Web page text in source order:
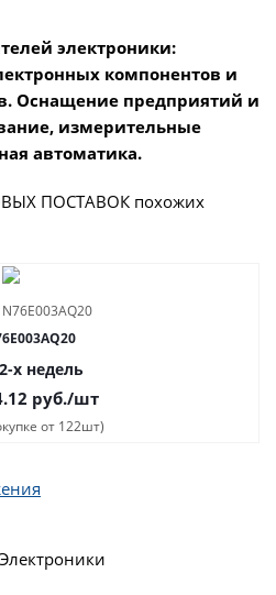
электроники:
компонентов и
Оснащение предприятий и
измерительные
автоматика.
ПОСТАВОК похожих
х недель
руб./шт
от 122шт)